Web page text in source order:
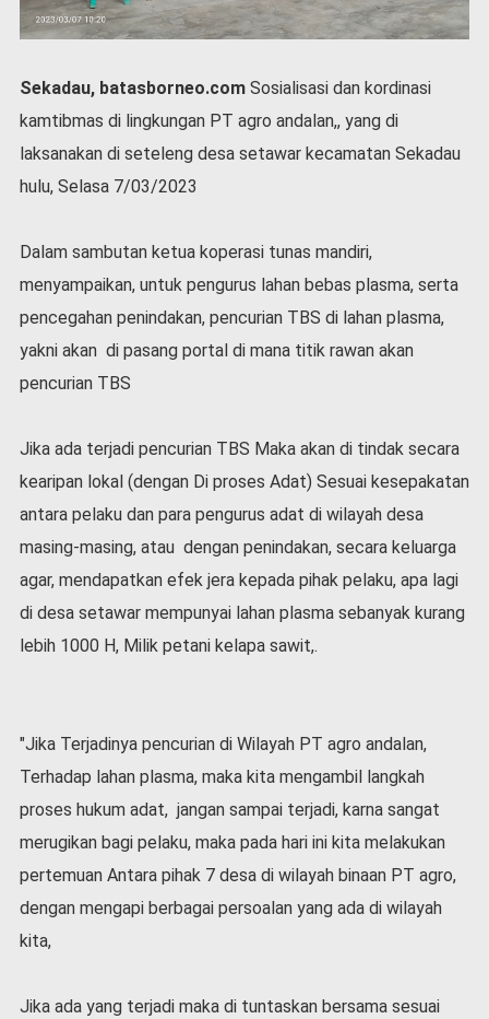
n
h
S
e
e
o
n
i
a
l
h
r
a
g
p
i
i
r
i
t
a
o
v
d
-
Sekadau, batasborneo.comSosialisasi dan kordinasi
kamtibmas di lingkungan PT agro andalan,, yang di
laksanakan di seteleng desa setawar kecamatan Sekadau
hulu, Selasa 7/03/2023
Dalam sambutan ketua koperasi tunas mandiri,
menyampaikan, untuk pengurus lahan bebas plasma, serta
pencegahan penindakan, pencurian TBS di lahan plasma,
yakni akan di pasang portal di mana titik rawan akan
pencurian TBS
Jika ada terjadi pencurian TBS Maka akan di tindak secara
kearipan lokal (dengan Di proses Adat) Sesuai kesepakatan
antara pelaku dan para pengurus adat di wilayah desa
masing-masing, atau dengan penindakan, secara keluarga
agar, mendapatkan efek jera kepada pihak pelaku, apa lagi
di desa setawar mempunyai lahan plasma sebanyak kurang
lebih 1000 H, Milik petani kelapa sawit,.
"Jika Terjadinya pencurian di Wilayah PT agro andalan,
Terhadap lahan plasma, maka kita mengambil langkah
proses hukum adat, jangan sampai terjadi, karna sangat
merugikan bagi pelaku, maka pada hari ini kita melakukan
pertemuan Antara pihak 7 desa di wilayah binaan PT agro,
dengan mengapi berbagai persoalan yang ada di wilayah
kita,
Jika ada yang terjadi maka di tuntaskan bersama sesuai